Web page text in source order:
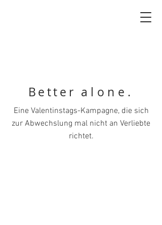
Better alone.
Eine Valentinstags-Kampagne, die sich
zur Abwechslung mal nicht an Verliebte
richtet.